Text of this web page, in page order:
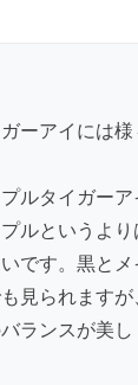
ーアイには様
ルタイガーア
ルというよ
です。黒と
見られます
ランスが美し